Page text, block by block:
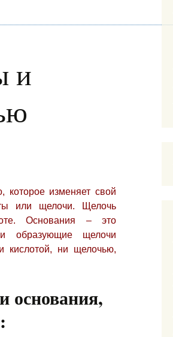
и
которое изменяет свой
или щелочи. Щелочь
Основания – это
образующие щелочи
кислотой, ни щелочью,
основания,